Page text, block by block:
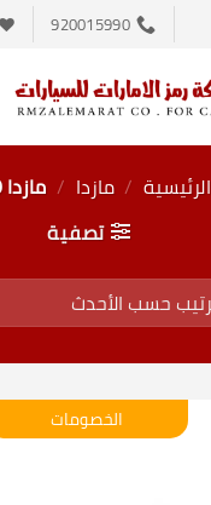
920015990
الرئيسية / مازدا / مازدا CX-9
تصفية
الخصومات